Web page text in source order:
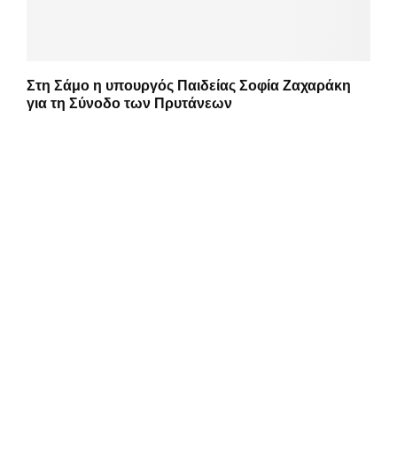
Στη Σάμο η υπουργός Παιδείας Σοφία Ζαχαράκη
για τη Σύνοδο των Πρυτάνεων